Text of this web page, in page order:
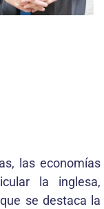
las economías
la inglesa,
se destaca la